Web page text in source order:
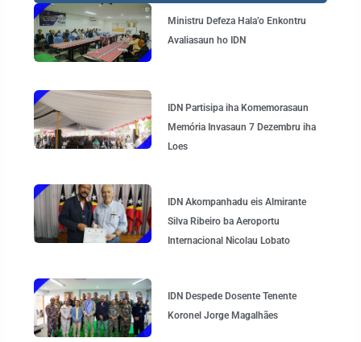
Ministru Defeza Hala’o Enkontru
Avaliasaun ho IDN
IDN Partisipa iha Komemorasaun
Memória Invasaun 7 Dezembru iha
Loes
IDN Akompanhadu eis Almirante
Silva Ribeiro ba Aeroportu
Internacional Nicolau Lobato
IDN Despede Dosente Tenente
Koronel Jorge Magalhães
Page